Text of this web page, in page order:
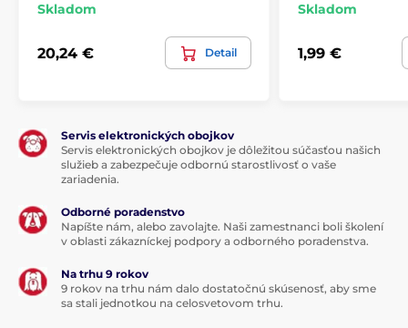
Skladom
20,24 € Detail
Skladom
1,99 €
Servis elektronických obojkov
Servis elektronických obojkov je dôležitou súčasťou našich
služieb a zabezpečuje odbornú starostlivosť o vaše
zariadenia.
Odborné poradenstvo
Napíšte nám, alebo zavolajte. Naši zamestnanci boli školení
v oblasti zákazníckej podpory a odborného poradenstva.
Na trhu 9 rokov
9 rokov na trhu nám dalo dostatočnú skúsenosť, aby sme
sa stali jednotkou na celosvetovom trhu.